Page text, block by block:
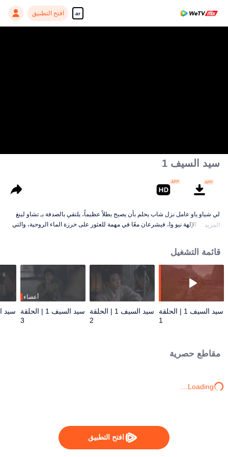
ar افتح التطبيق
افتح التطبيق
سيد السيف 1
لي شياو ياو عامل نزل شاب يحلم بأن يصبح بطلاً عظيماً، يلتقي بالصدفة بـ تشاو لينغ
أر، سليل الإلهة نيو وا، فيشرعان معًا في مهمة للعثور على خرزة الماء الروحية، والتي
المماثل. إنهم يواجهون العديد من المخاطر في بحثهم عن الخرزة الروحية، وفي النهاية
يحبطون المخطط الكارثي لزعيم طائفة عبادة القمر، الذي يهدف إلى تدمير العالم.
المزيد
قائمة التشغيل
سيد السيف 1 | الحلقة
1
سيد السيف 1 | الحلقة
2
أعضاء
سيد السيف 1 | الحلقة
3
مقاطع حصرية
Loading…